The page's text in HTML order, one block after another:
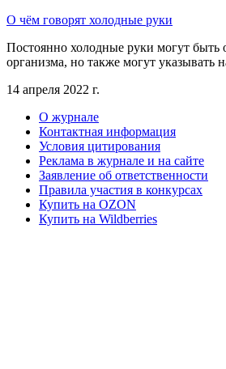
О чём говорят холодные руки
Постоянно холодные руки могут быть
организма, но также могут указывать
14 апреля 2022 г.
О журнале
Контактная информация
Условия цитирования
Реклама в журнале и на сайте
Заявление об ответственности
Правила участия в конкурсах
Купить на OZON
Купить на Wildberries